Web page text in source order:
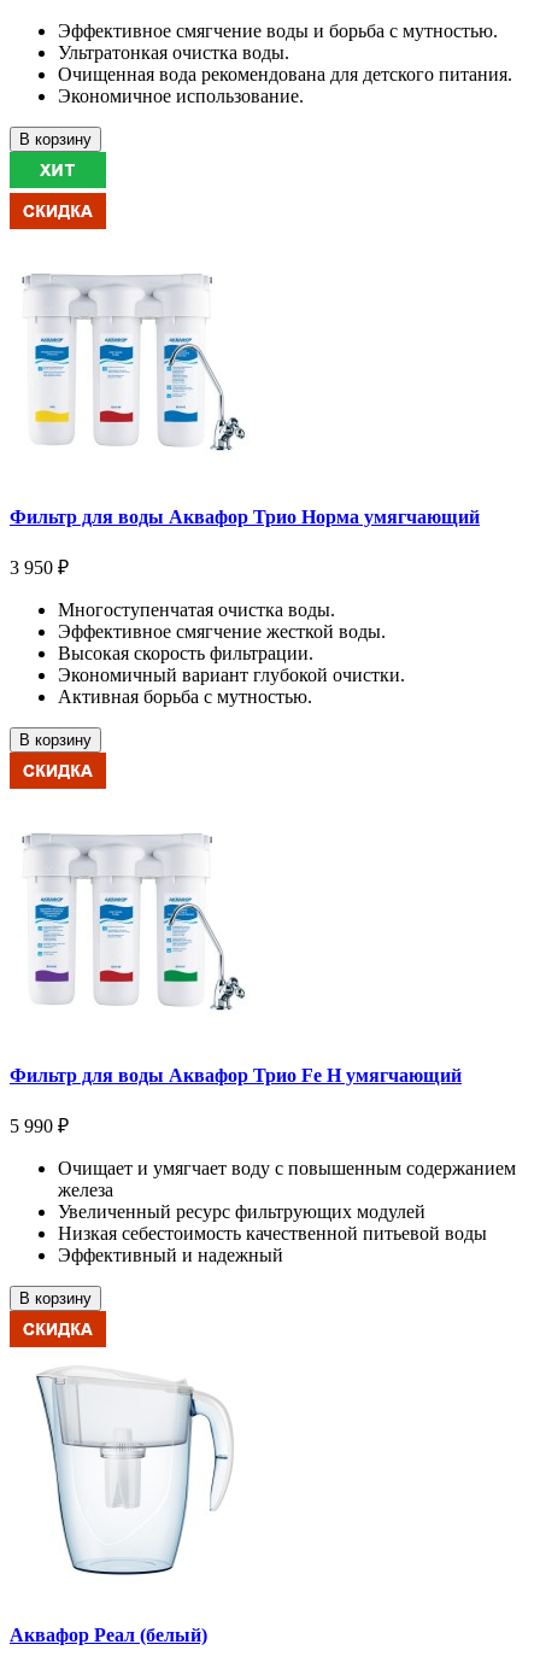
Эффективное смягчение воды и борьба с мутностью.
Ультратонкая очистка воды.
Очищенная вода рекомендована для детского питания.
Экономичное использование.
В корзину
Фильтр для воды Аквафор Трио Норма умягчающий
3 950 ₽
Многоступенчатая очистка воды.
Эффективное смягчение жесткой воды.
Высокая скорость фильтрации.
Экономичный вариант глубокой очистки.
Активная борьба с мутностью.
В корзину
Фильтр для воды Аквафор Трио Fe Н умягчающий
5 990 ₽
Очищает и умягчает воду с повышенным содержанием
железа
Увеличенный ресурс фильтрующих модулей
Низкая себестоимость качественной питьевой воды
Эффективный и надежный
В корзину
Аквафор Реал (белый)